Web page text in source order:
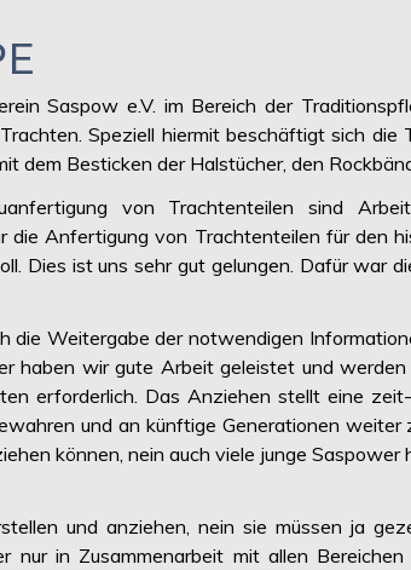
Saspow e.V. im Bereich der
Speziell hiermit beschäftigt sich die
dem Besticken der Halstücher, den
von Trachtenteilen sind
Anfertigung von Trachtenteilen für den
Dies ist uns sehr gut gelungen. Dafür war
die Weitergabe der notwendigen
haben wir gute Arbeit geleistet und
erforderlich. Das Anziehen stellt eine
und an künftige Generationen weiter
können, nein auch viele junge
und anziehen, nein sie müssen ja
nur in Zusammenarbeit mit allen